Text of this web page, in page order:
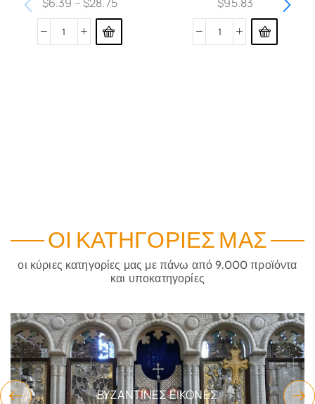
ΟΙ ΚΑΤΗΓΟΡΊΕΣ ΜΑΣ
οι κύριες κατηγορίες μας με πάνω από 9.000 προϊόντα
και υποκατηγορίες
ΕΊΔΗ ΔΏΡΩΝ